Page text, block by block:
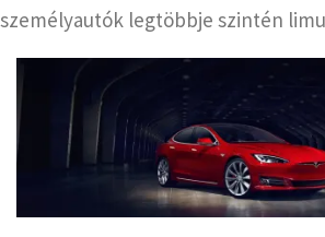
személyautók legtöbbje szintén